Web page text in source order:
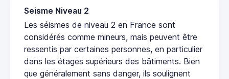
Seisme Niveau 2
Les séismes de niveau 2 en France sont
considérés comme mineurs, mais peuvent être
ressentis par certaines personnes, en particulier
dans les étages supérieurs des bâtiments. Bien
que généralement sans danger, ils soulignent